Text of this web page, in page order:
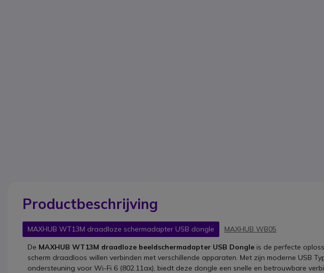
Productbeschrijving
MAXHUB WT13M draadloze schermadapter USB dongle
MAXHUB WB05
De MAXHUB WT13M draadloze beeldschermadapter USB Dongle is de perfecte
scherm draadloos willen verbinden met verschillende apparaten. Met zijn moderne USB
ondersteuning voor Wi-Fi 6 (802.11ax), biedt deze dongle een snelle en betrouwbare